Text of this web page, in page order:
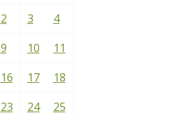
2 3
4
9 10
11
16 17
18
23 24
25